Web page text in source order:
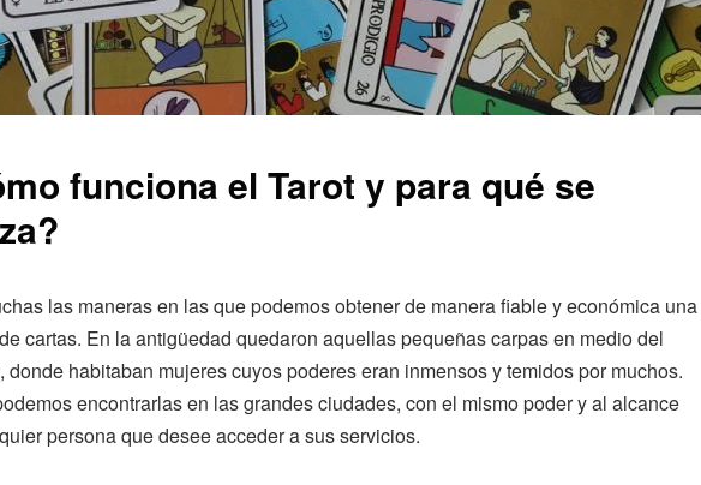
funciona el Tarot y para qué se
las maneras en las que podemos obtener de manera fiable y económica una
cartas. En la antigüedad quedaron aquellas pequeñas carpas en medio del
donde habitaban mujeres cuyos poderes eran inmensos y temidos por muchos.
encontrarlas en las grandes ciudades, con el mismo poder y al alcance
persona que desee acceder a sus servicios.